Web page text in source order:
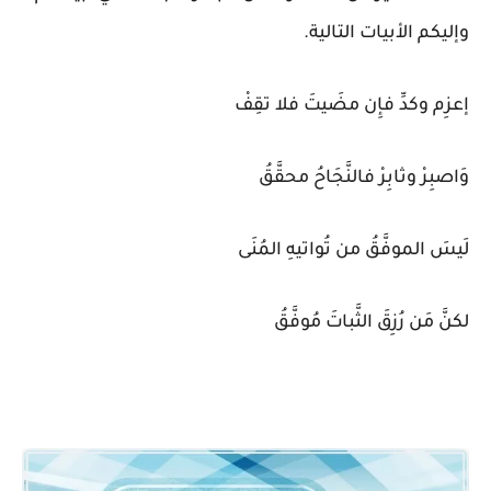
وإليكم الأبيات التالية.
إعزِم وكدِّ فإِن مضَيتَ فلا تقِفْ
وَاصبِرْ وثابِرْ فالنَّجَاحُ محقَّقُ
لَيسَ الموفَّقُ من تُواتيهِ المُنَى
لكنَّ مَن رُزِقَ الثَّباتَ مُوفَّقُ